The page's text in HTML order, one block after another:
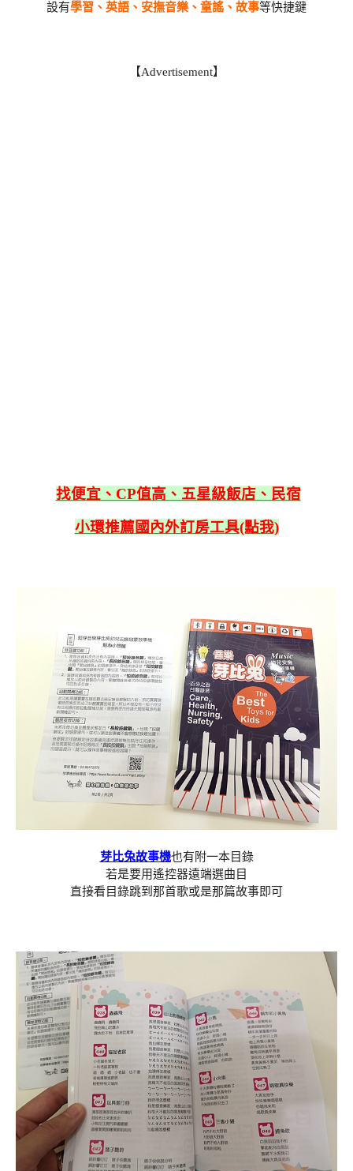
設有學習、英語、安撫音樂、童謠、故事等快捷鍵
【Advertisement】
找便宜、CP值高、五星級飯店、民宿
小環推薦國內外訂房工具(點我)
芽比兔故事機也有附一本目錄
若是要用遙控器遠端選曲目
直接看目錄跳到那首歌或是那篇故事即可